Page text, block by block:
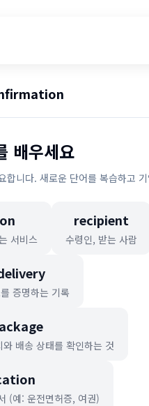
배우세요
합니다. 새로운 단어를 복습하고
서비스
recipient
수령인, 받는 사람
증명하는 기록
배송 상태를 확인하는 것
(예: 운전면허증, 여권)